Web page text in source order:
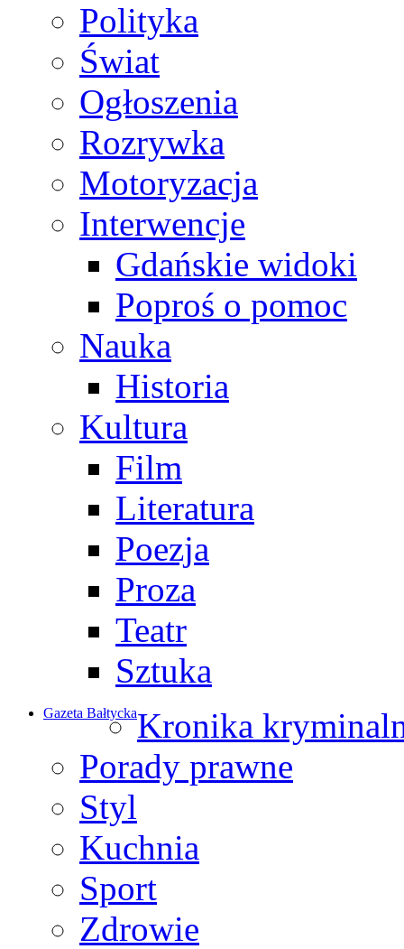
Polityka
Świat
Ogłoszenia
Rozrywka
Motoryzacja
Interwencje
Gdańskie widoki
Poproś o pomoc
Nauka
Historia
Kultura
Film
Literatura
Poezja
Proza
Teatr
Sztuka
Gazeta BałtyckaKronika
Porady prawne
Styl
Kuchnia
Sport
Zdrowie